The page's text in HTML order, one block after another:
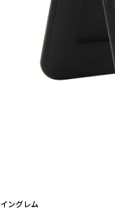
Google
イングレム